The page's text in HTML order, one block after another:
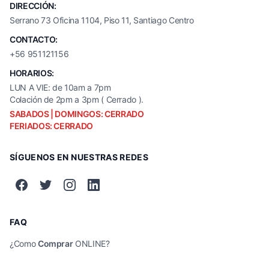
DIRECCIÓN:
Serrano 73 Oficina 1104, Piso 11, Santiago Centro
CONTACTO:
+56 951121156
HORARIOS:
LUN A VIE: de 10am a 7pm
Colación de 2pm a 3pm ( Cerrado ).
SABADOS | DOMINGOS: CERRADO
FERIADOS: CERRADO
SÍGUENOS EN NUESTRAS REDES
FAQ
¿ComoComprarONLINE?